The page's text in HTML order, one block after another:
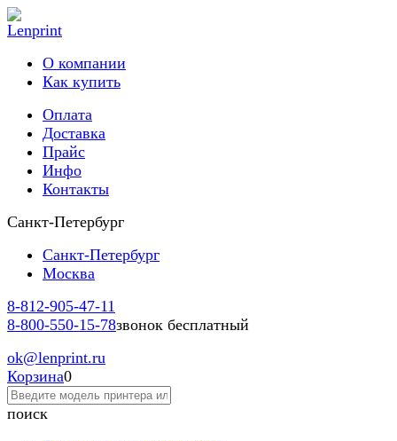
О компании
Как купить
Оплата
Доставка
Прайс
Инфо
Контакты
Санкт-Петербург
Санкт-Петербург
Москва
8-812-905-47-11
8-800-550-15-78звонок бесплатный
ok@lenprint.ru
Корзина0
поиск